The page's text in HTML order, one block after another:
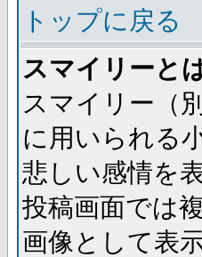
トップに戻る
スマイリーと
スマイリー（
に用いられる
悲しい感情を
投稿画面では
画像として表